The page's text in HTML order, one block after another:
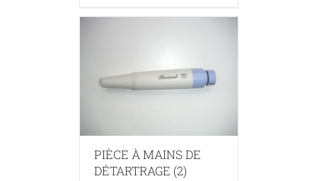
PIÈCE À MAINS DE
DÉTARTRAGE (2)